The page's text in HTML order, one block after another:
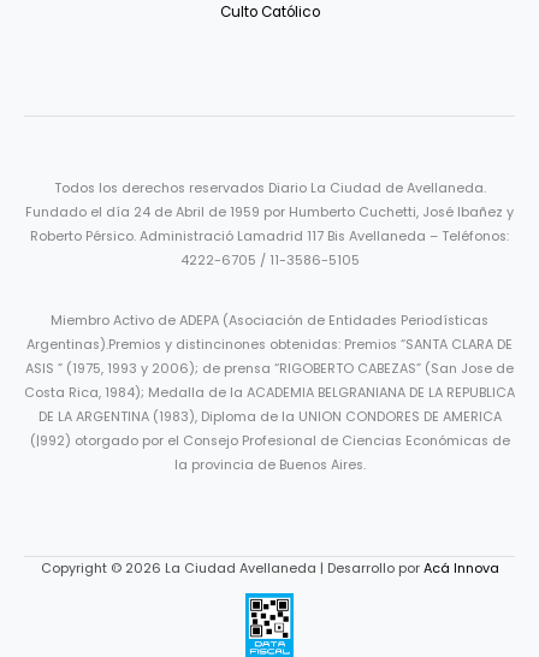
Culto Católico
Todos los derechos reservados Diario La Ciudad de Avellaneda.
Fundado el día 24 de Abril de 1959 por Humberto Cuchetti, José Ibañez y
Roberto Pérsico. Administració Lamadrid 117 Bis Avellaneda – Teléfonos:
4222-6705 / 11-3586-5105
Miembro Activo de ADEPA (Asociación de Entidades Periodísticas
Argentinas).Premios y distincinones obtenidas: Premios “SANTA CLARA DE
ASIS ” (1975, 1993 y 2006); de prensa “RIGOBERTO CABEZAS” (San Jose de
Costa Rica, 1984); Medalla de la ACADEMIA BELGRANIANA DE LA REPUBLICA
DE LA ARGENTINA (1983), Diploma de la UNION CONDORES DE AMERICA
(|992) otorgado por el Consejo Profesional de Ciencias Económicas de
la provincia de Buenos Aires.
Copyright © 2026 La Ciudad Avellaneda | Desarrollo por Acá Innova